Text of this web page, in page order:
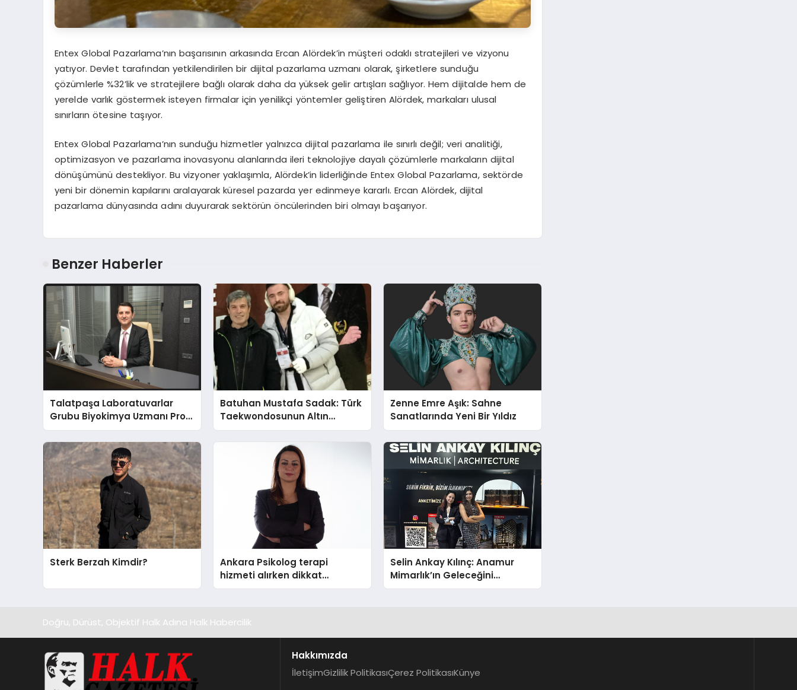
Entex Global Pazarlama’nın başarısının arkasında Ercan Alördek’in müşteri odaklı stratejileri ve vizyonu
yatıyor. Devlet tarafından yetkilendirilen bir dijital pazarlama uzmanı olarak, şirketlere sunduğu
çözümlerle %32’lik ve stratejilere bağlı olarak daha da yüksek gelir artışları sağlıyor. Hem dijitalde hem de
yerelde varlık göstermek isteyen firmalar için yenilikçi yöntemler geliştiren Alördek, markaları ulusal
sınırların ötesine taşıyor.
Entex Global Pazarlama’nın sunduğu hizmetler yalnızca dijital pazarlama ile sınırlı değil; veri analitiği,
optimizasyon ve pazarlama inovasyonu alanlarında ileri teknolojiye dayalı çözümlerle markaların dijital
dönüşümünü destekliyor. Bu vizyoner yaklaşımla, Alördek’in liderliğinde Entex Global Pazarlama, sektörde
yeni bir dönemin kapılarını aralayarak küresel pazarda yer edinmeye kararlı. Ercan Alördek, dijital
pazarlama dünyasında adını duyurarak sektörün öncülerinden biri olmayı başarıyor.
Benzer Haberler
Talatpaşa Laboratuvarlar
Grubu Biyokimya Uzmanı Prof.
Dr. Ahmet Var
Batuhan Mustafa Sadak: Türk
Taekwondosunun Altın
Yumruğu
Zenne Emre Aşık: Sahne
Sanatlarında Yeni Bir Yıldız
Sterk Berzah Kimdir?
Ankara Psikolog terapi
hizmeti alırken dikkat
edilecek hususlar
Selin Ankay Kılınç: Anamur
Mimarlık’ın Geleceğini
Şekillendiren Yöneticisi
Doğru, Dürüst, Objektif Halk Adına Halk Habercilik
Hakkımızda
İletişimGizlilik PolitikasıÇerez PolitikasıKünye